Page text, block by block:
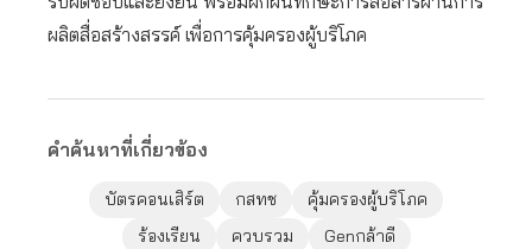
ผลิตสื่อสร้างสรรค์ เพื่อการคุ้มครองผู้บริโภค
คำค้นหาที่เกี่ยวข้อง
บัตรคอนเสิร์ต กสทช
คุ้มครองผู้บริโภค
ร้องเรียน
ควบรวม
Genกล้าดี